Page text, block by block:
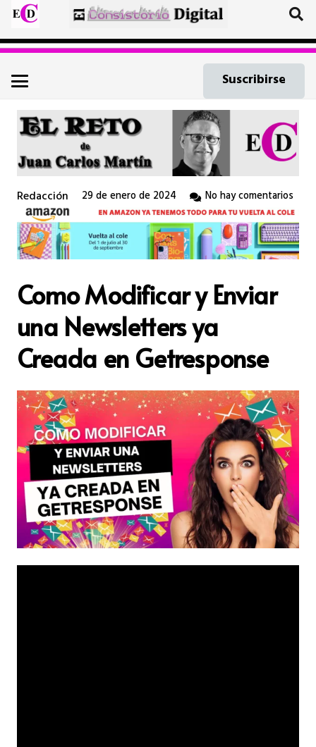
Suscribirse
Redacción 29 de enero de 2024 No hay comentarios
Como Modificar y Enviar
una Newsletters ya
Creada en Getresponse